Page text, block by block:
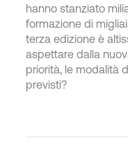
hanno stanziato
formazione di
terza edizione è
aspettare dalla
priorità, le modalità
previsti?